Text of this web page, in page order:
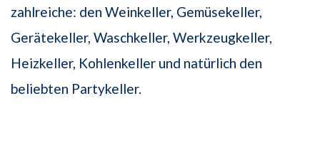
zahlreiche: den Weinkeller, Gemüsekeller,
Gerätekeller, Waschkeller, Werkzeugkeller,
Heizkeller, Kohlenkeller und natürlich den
beliebten Partykeller.